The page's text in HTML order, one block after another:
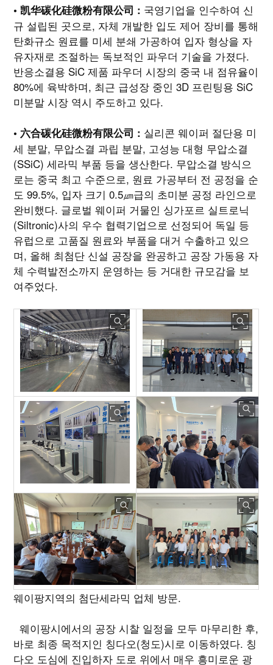
• 凯华碳化硅微粉有限公司 : 국영기업을 인수하여 신
규 설립된 곳으로, 자체 개발한 입도 제어 장비를 통해
탄화규소 원료를 미세 분쇄 가공하여 입자 형상을 자
유자재로 조절하는 독보적인 파우더 기술을 가졌다.
반응소결용 SiC 제품 파우더 시장의 중국 내 점유율이
80%에 육박하며, 최근 급성장 중인 3D 프린팅용 SiC
미분말 시장 역시 주도하고 있다.
• 六合碳化硅微粉有限公司 : 실리콘 웨이퍼 절단용 미
세 분말, 무압소결 과립 분말, 고성능 대형 무압소결
(SSiC) 세라믹 부품 등을 생산한다. 무압소결 방식으
로는 중국 최고 수준으로, 원료 가공부터 전 공정을 순
도 99.5%, 입자 크기 0.5㎛급의 초미분 공정 라인으로
완비했다. 글로벌 웨이퍼 거물인 싱가포르 실트로닉
(Siltronic)사의 우수 협력기업으로 선정되어 독일 등
유럽으로 고품질 원료와 부품을 대거 수출하고 있으
며, 올해 최첨단 신설 공장을 완공하고 공장 가동용 자
체 수력발전소까지 운영하는 등 거대한 규모감을 보
여주었다.
웨이팡지역의 첨단세라믹 업체 방문.
웨이팡시에서의 공장 시찰 일정을 모두 마무리한 후,
바로 최종 목적지인 칭다오(청도)시로 이동하였다. 칭
다오 도심에 진입하자 도로 위에서 매우 흥미로운 광